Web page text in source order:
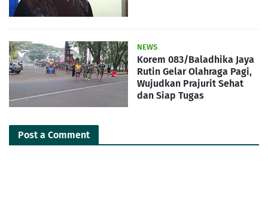
NEWS
Korem 083/Baladhika Jaya
Rutin Gelar Olahraga Pagi,
Wujudkan Prajurit Sehat
dan Siap Tugas
Post a Comment